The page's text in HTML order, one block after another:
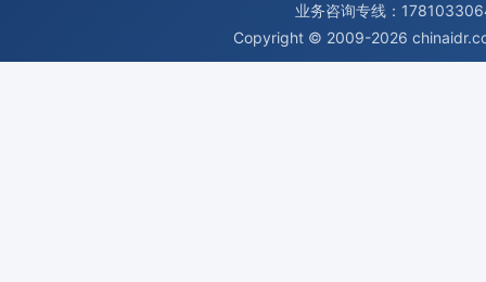
业务咨询专线：
Copyright © 2009-2026